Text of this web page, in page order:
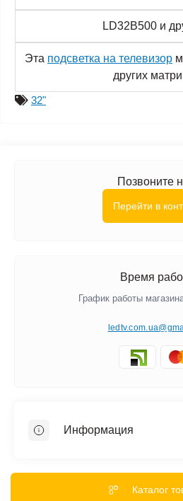
LD32B500 и
Эта подсветка на телевизор
других
32"
Позвоните
Перейти в
Время
График работы
Информация
Каталог